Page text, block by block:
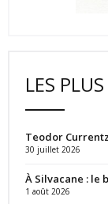
LES
Teodor
30 juillet 2026
À Silvacane : le
1 août 2026